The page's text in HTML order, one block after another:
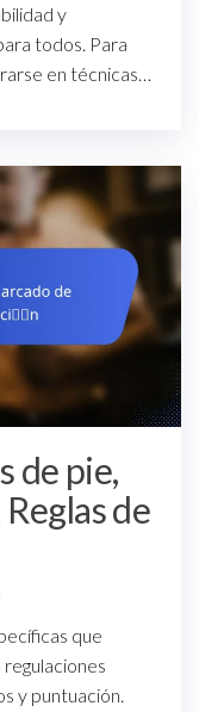
y
todos. Para
en técnicas…
de pie,
de
que
regulaciones
y puntuación.